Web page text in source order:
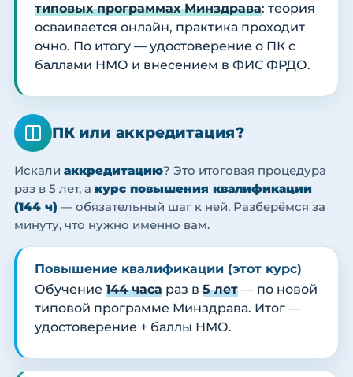
типовых программах Минздрава: теория
осваивается онлайн, практика проходит
очно. По итогу — удостоверение о ПК с
баллами НМО и внесением в ФИС ФРДО.
ПК или аккредитация?
Искали аккредитацию? Это итоговая процедура
раз в 5 лет, а курс повышения квалификации
(144 ч) — обязательный шаг к ней. Разберёмся за
минуту, что нужно именно вам.
Повышение квалификации (этот курс)
Обучение 144 часа раз в 5 лет — по новой
типовой программе Минздрава. Итог —
удостоверение + баллы НМО.